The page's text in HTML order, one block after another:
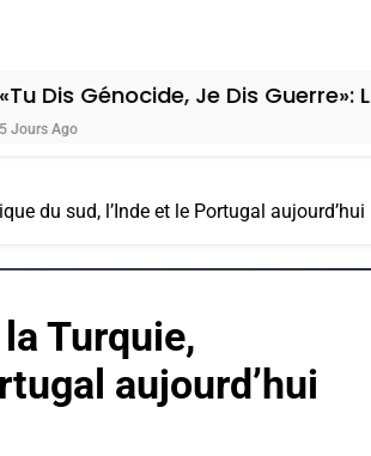
Je Dis Guerre»: La
du sud, l’Inde et le Portugal
la Turquie,
aujourd’hui